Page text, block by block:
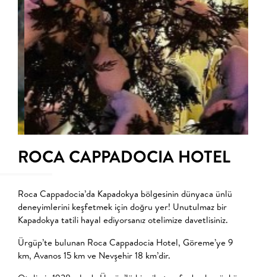
ROCA CAPPADOCIA HOTEL
Roca Cappadocia’da Kapadokya bölgesinin dünyaca ünlü
deneyimlerini keşfetmek için doğru yer! Unutulmaz bir
Kapadokya tatili hayal ediyorsanız otelimize davetlisiniz.
Ürgüp’te bulunan Roca Cappadocia Hotel, Göreme’ye 9
km, Avanos 15 km ve Nevşehir 18 km’dir.